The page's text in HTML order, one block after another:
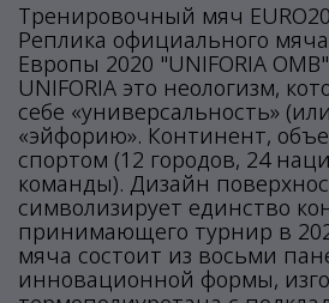
Тренировочный мяч
Реплика официального
Европы 2020 "UNIFORIA
UNIFORIA это неологизм,
себе «универсальность»
«эйфорию». Континент,
спортом (12 городов, 24
команды). Дизайн
символизирует единство
принимающего турнир в
мяча состоит из восьми
инновационной формы,